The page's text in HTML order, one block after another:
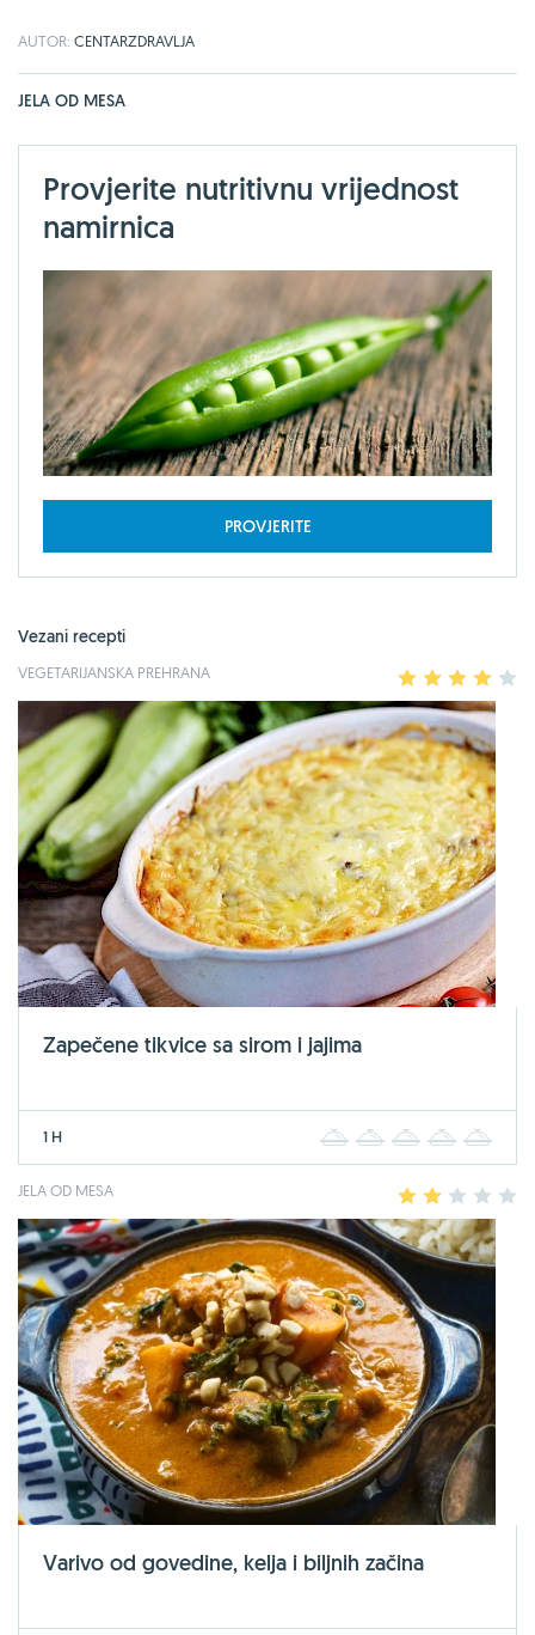
AUTOR: CENTARZDRAVLJA
JELA OD MESA
Provjerite nutritivnu vrijednost
namirnica
PROVJERITE
Vezani recepti
VEGETARIJANSKA PREHRANA 2 3 4
Zapečene tikvice sa sirom i jajima
1 H 2 3 4
JELA OD MESA 2 3 4
Varivo od govedine, kelja i biljnih začina